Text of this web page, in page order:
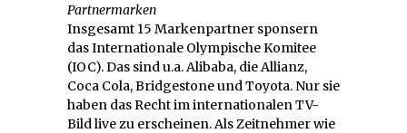
Partnermarken
Insgesamt 15 Markenpartner sponsern
das Internationale Olympische Komitee
(IOC). Das sind u.a. Alibaba, die Allianz,
Coca Cola, Bridgestone und Toyota. Nur sie
haben das Recht im internationalen TV-
Bild live zu erscheinen. Als Zeitnehmer wie